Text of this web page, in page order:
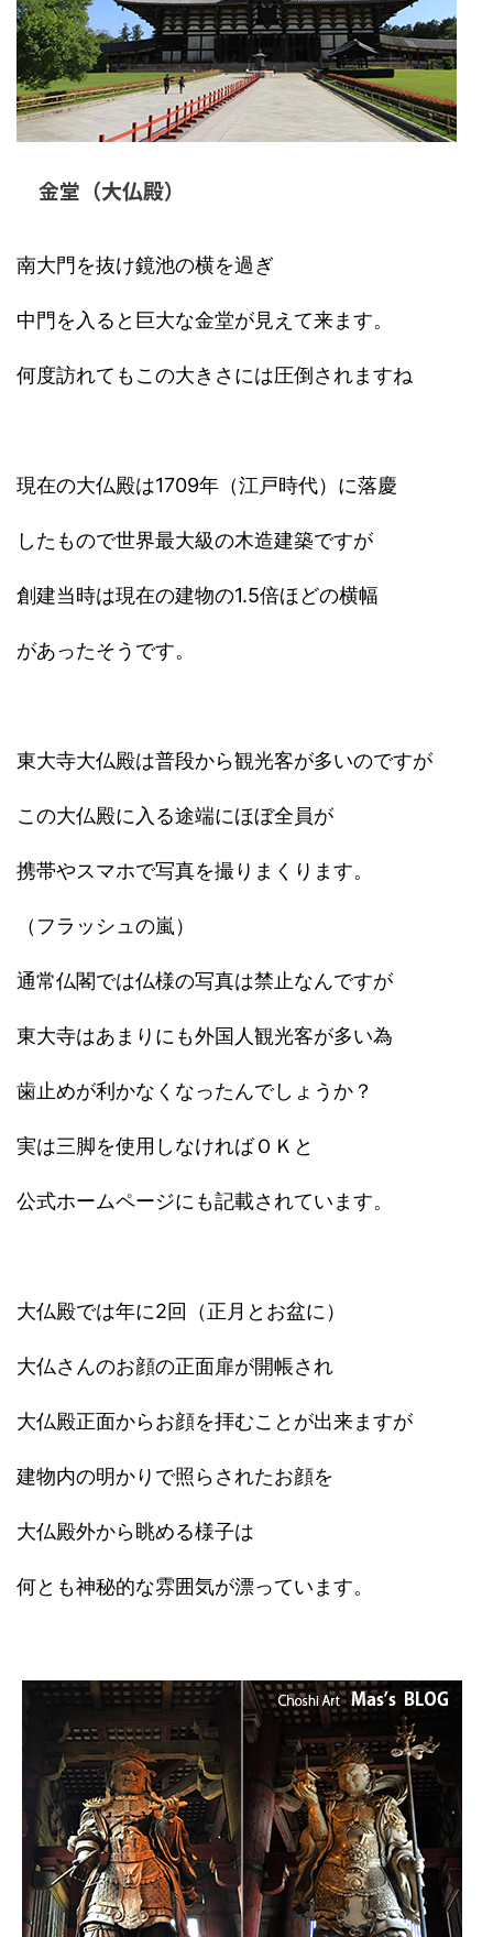
金堂（大仏殿）
南大門を抜け鏡池の横を過ぎ
中門を入ると巨大な金堂が見えて来ます。
何度訪れてもこの大きさには圧倒されますね
現在の大仏殿は1709年（江戸時代）に落慶
したもので世界最大級の木造建築ですが
創建当時は現在の建物の1.5倍ほどの横幅
があったそうです。
東大寺大仏殿は普段から観光客が多いのですが
この大仏殿に入る途端にほぼ全員が
携帯やスマホで写真を撮りまくります。
（フラッシュの嵐）
通常仏閣では仏様の写真は禁止なんですが
東大寺はあまりにも外国人観光客が多い為
歯止めが利かなくなったんでしょうか？
実は三脚を使用しなければＯＫと
公式ホームページにも記載されています。
大仏殿では年に2回（正月とお盆に）
大仏さんのお顔の正面扉が開帳され
大仏殿正面からお顔を拝むことが出来ますが
建物内の明かりで照らされたお顔を
大仏殿外から眺める様子は
何とも神秘的な雰囲気が漂っています。